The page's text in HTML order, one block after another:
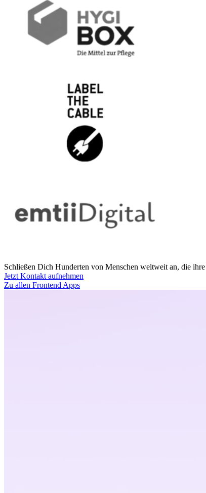
Schließen Dich Hunderten von Menschen weltweit an, die
Jetzt Kontakt aufnehmen
Zu allen Frontend Apps